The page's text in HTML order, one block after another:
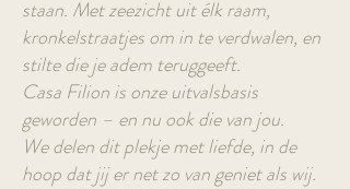
staan. Met zeezicht uit élk raam,
kronkelstraatjes om in te verdwalen, en
stilte die je adem teruggeeft.
Casa Filion is onze uitvalsbasis
geworden – en nu ook die van jou.
We delen dit plekje met liefde, in de
hoop dat jij er net zo van geniet als wij.